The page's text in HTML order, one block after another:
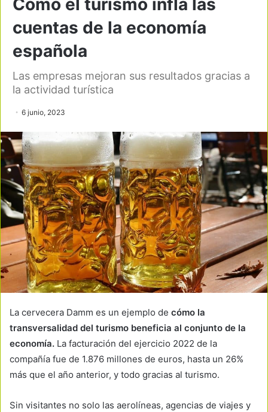
Como el turismo infla las
cuentas de la economía
española
Las empresas mejoran sus resultados gracias a
la actividad turística
6 junio, 2023
La cervecera Damm es un ejemplo de cómo la
transversalidad del turismo beneficia al conjunto de la
economía. La facturación del ejercicio 2022 de la
compañía fue de 1.876 millones de euros, hasta un 26%
más que el año anterior, y todo gracias al turismo.
Sin visitantes no solo las aerolíneas, agencias de viajes y